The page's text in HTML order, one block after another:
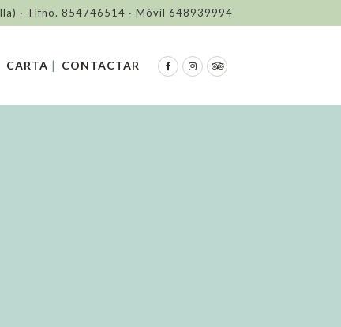
· Tlfno. 854746514 · Móvil 648939994
CARTA CONTACTAR